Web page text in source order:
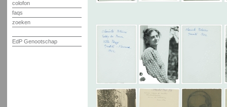
colofon
faqs
zoeken
EdP Genootschap